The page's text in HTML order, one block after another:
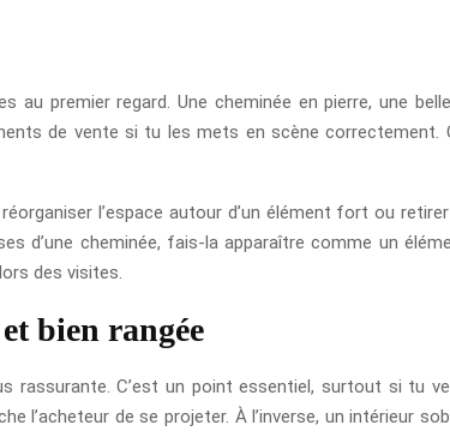
premier regard. Une cheminée en pierre, une
de vente si tu les mets en scène correctement.
l’espace autour d’un élément fort ou
d’une cheminée, fais-la apparaître comme un
des visites.
bien rangée
rassurante. C’est un point essentiel, surtout si tu
l’acheteur de se projeter. À l’inverse, un intérieur